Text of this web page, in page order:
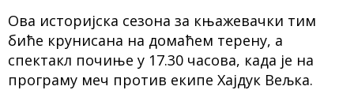
Ова историјска сезона за књажевачки тим
биће крунисана на домаћем терену, а
спектакл почиње у 17.30 часова, када је на
програму меч против екипе Хајдук Вељка.